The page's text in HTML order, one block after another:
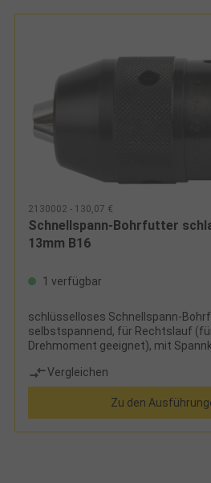
2130002 - 130,07 €
Schnellspann-Bohrfutter
13mm B16
1 verfügbar
schlüsselloses Schnellspann-
selbstspannend, für Rechtslauf
Drehmoment geeignet), mit
Vergleichen
Zu den